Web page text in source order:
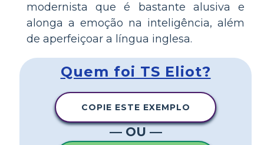
modernista que é bastante alusiva e
alonga a emoção na inteligência, além
de aperfeiçoar a língua inglesa.
Quem foi TS Eliot?
COPIE ESTE EXEMPLO
— OU —